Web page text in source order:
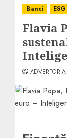
Banci ESG
Flavia